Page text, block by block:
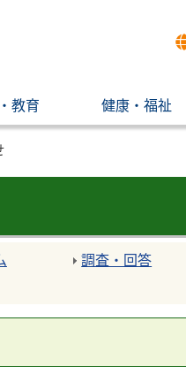
教育 健康・福祉
調査・回答